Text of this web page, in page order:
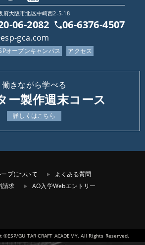
府大阪市北区中崎西2-5-18
06-2082 06-6376-4507
gca.com
オープンキャンパス アクセス
働きながら学べる
ー製作週末コース
詳しくはこちら
ープについて
よくある質問
請求 AO入学Webエントリー
GUITAR CRAFT ACADEMY. All Rights Reserved.